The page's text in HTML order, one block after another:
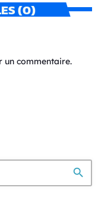
(0)
un commentaire.
search